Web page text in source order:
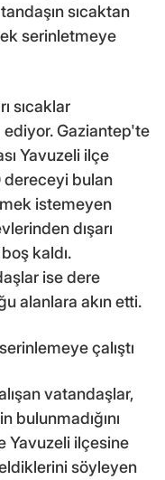
sıcaktan
serinletmeye
sıcaklar
Gaziantep'te
Yavuzeli ilçe
dereceyi bulan
istemeyen
dışarı
kaldı.
ise dere
alanlara akın etti.
çalıştı
vatandaşlar,
bulunmadığını
Yavuzeli ilçesine
söyleyen